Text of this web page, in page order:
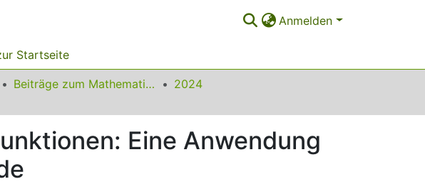
Anmelden
Startseite
Beiträge zum Mathematikunterricht
2024
Eine Anwendung